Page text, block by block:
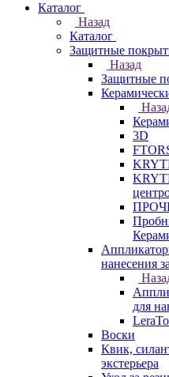
Каталог
Назад
Каталог
Защитные
Назад
Защитные
3D
нанесения
для
Воски
Квик,
экстерьера